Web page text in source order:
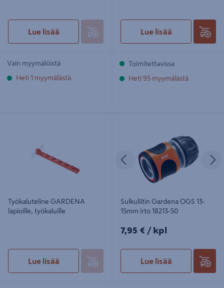
Lue lisää
Vain myymälöistä
Heti 1 myymälästä
Lue lisää
Toimitettavissa
Heti 95 myymälästä
Työkaluteline GARDENA
lapioille, työkaluille
Lue lisää
Edellinen
Sulkuliitin Gardena OGS 13-
15mm irto 18213-50
7,95€/kpl
7,95 € / kpl
Lue lisää